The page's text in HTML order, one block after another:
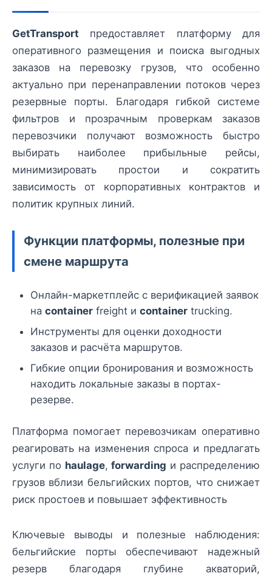
GetTransport предоставляет платформу для
оперативного размещения и поиска выгодных
заказов на перевозку грузов, что особенно
актуально при перенаправлении потоков через
резервные порты. Благодаря гибкой системе
фильтров и прозрачным проверкам заказов
перевозчики получают возможность быстро
выбирать наиболее прибыльные рейсы,
минимизировать простои и сократить
зависимость от корпоративных контрактов и
политик крупных линий.
Функции платформы, полезные при
смене маршрута
Онлайн-маркетплейс с верификацией заявок
на container freight и container trucking.
Инструменты для оценки доходности
заказов и расчёта маршрутов.
Гибкие опции бронирования и возможность
находить локальные заказы в портах-
резерве.
Платформа помогает перевозчикам оперативно
реагировать на изменения спроса и предлагать
услуги по haulage,forwarding и распределению
грузов вблизи бельгийских портов, что снижает
риск простоев и повышает эффективность
Ключевые выводы и полезные наблюдения:
бельгийские порты обеспечивают надежный
резерв благодаря глубине акваторий,